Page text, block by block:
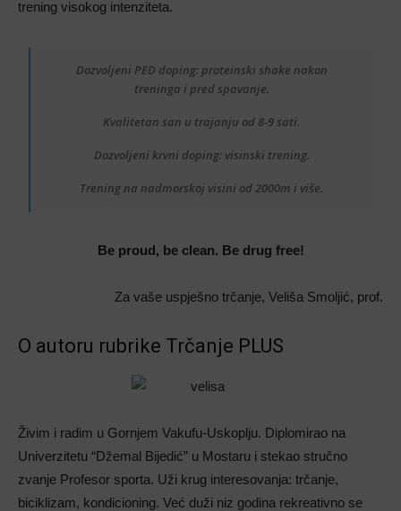
trening visokog intenziteta.
Dozvoljeni PED doping: proteinski shake nakon
treninga i pred spavanje.
Kvalitetan san u trajanju od 8-9 sati.
Dozvoljeni krvni doping: visinski trening.
Trening na nadmorskoj visini od 2000m i više.
Be proud, be clean. Be drug free!
Za vaše uspješno trčanje, Veliša Smoljić, prof.
O autoru rubrike Trčanje PLUS
Živim i radim u Gornjem Vakufu-Uskoplju. Diplomirao na
Univerzitetu “Džemal Bijedić” u Mostaru i stekao stručno
zvanje Profesor sporta. Uži krug interesovanja: trčanje,
biciklizam, kondicioning. Već duži niz godina rekreativno se